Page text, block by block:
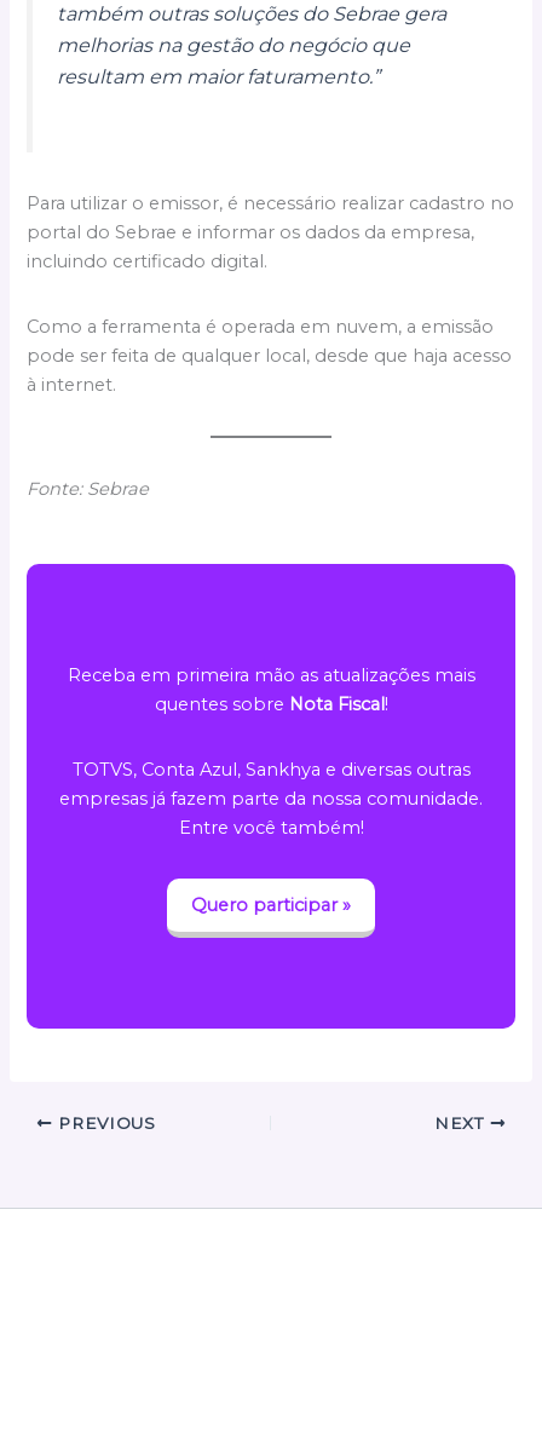
também outras soluções do Sebrae gera
melhorias na gestão do negócio que
resultam em maior faturamento.”
Para utilizar o emissor, é necessário realizar cadastro no
portal do Sebrae e informar os dados da empresa,
incluindo certificado digital.
Como a ferramenta é operada em nuvem, a emissão
pode ser feita de qualquer local, desde que haja acesso
à internet.
Fonte: Sebrae
Receba em primeira mão as atualizações mais
quentes sobre Nota Fiscal !
TOTVS, Conta Azul, Sankhya e diversas outras
empresas já fazem parte da nossa comunidade.
Entre você também!
Quero participar »
PREVIOUS NEXT